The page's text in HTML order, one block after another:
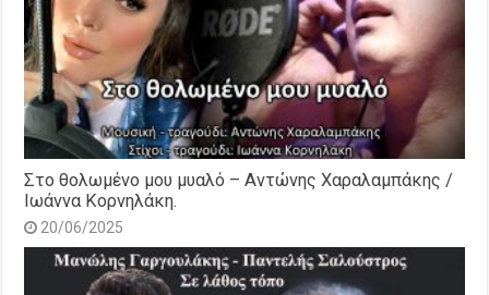
Στο θολωμένο μου μυαλό – Αντώνης Χαραλαμπάκης /
Ιωάννα Κορνηλάκη.
20/06/2025